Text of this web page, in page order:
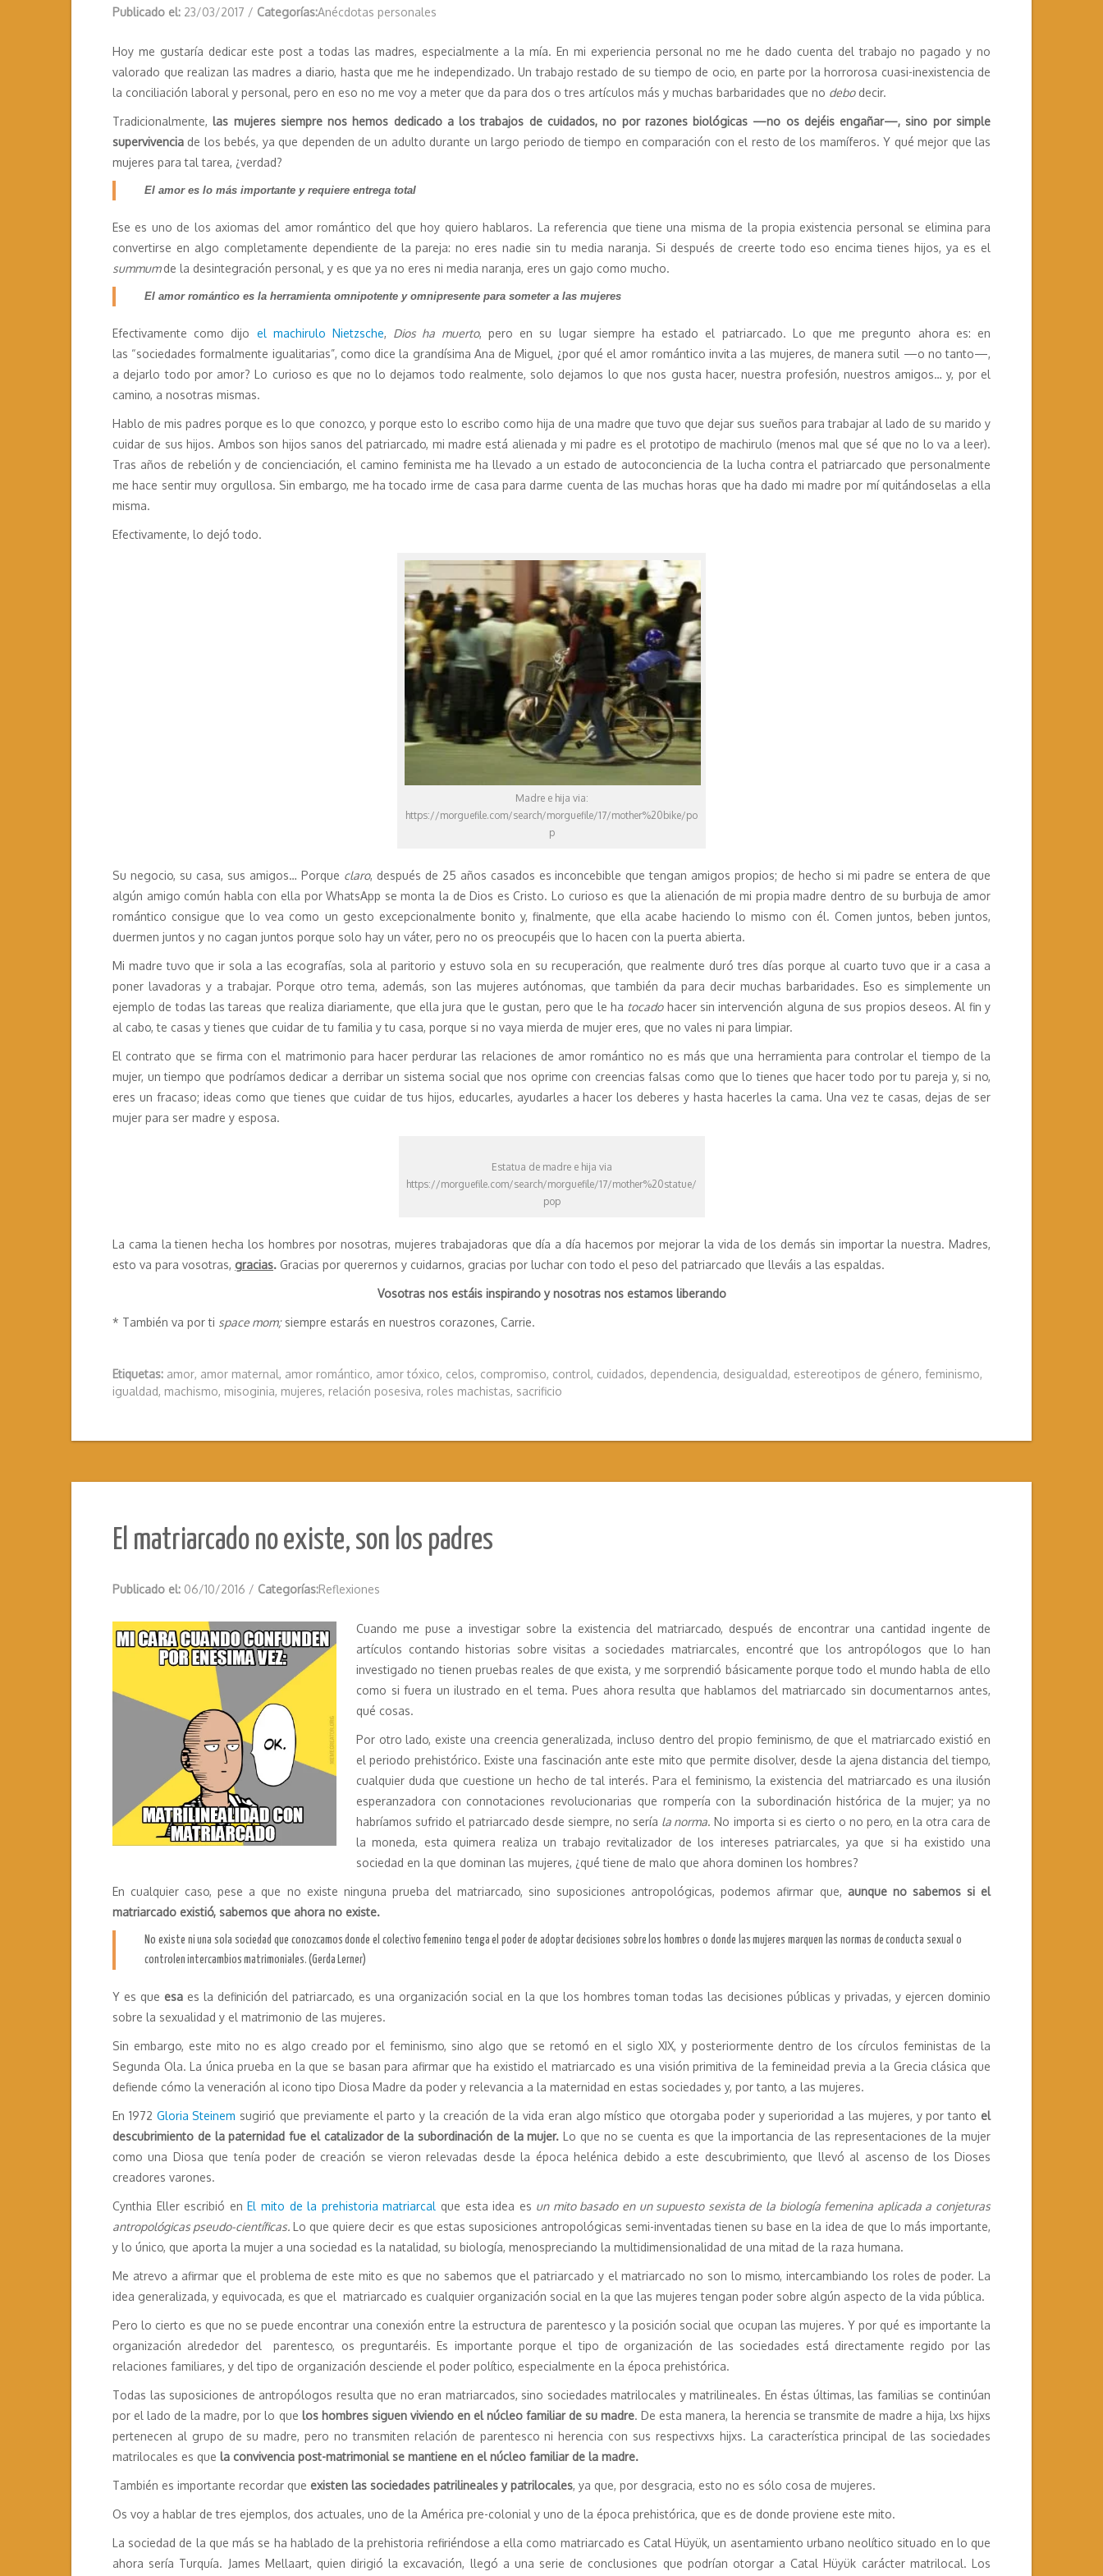
Publicado el: 23/03/2017 / Categorías:Anécdotas personales
Hoy me gustaría dedicar este post a todas las madres, especialmente a la mía. En mi experiencia personal no me he dado cuenta del trabajo no pagado y no
valorado que realizan las madres a diario, hasta que me he independizado. Un trabajo restado de su tiempo de ocio, en parte por la horrorosa cuasi-inexistencia de
la conciliación laboral y personal, pero en eso no me voy a meter que da para dos o tres artículos más y muchas barbaridades que no debodecir.
Tradicionalmente,las mujeres siempre nos hemos dedicado a los trabajos de cuidados, no por razones biológicas —no os dejéis engañar—, sino por simple
supervivencia de los bebés, ya que dependen de un adulto durante un largo periodo de tiempo en comparación con el resto de los mamíferos. Y qué mejor que las
mujeres para tal tarea, ¿verdad?
El amor es lo más importante y requiere entrega total
Ese es uno de los axiomas del amor romántico del que hoy quiero hablaros. La referencia que tiene una misma de la propia existencia personal se elimina para
convertirse en algo completamente dependiente de la pareja: no eres nadie sin tu media naranja. Si después de creerte todo eso encima tienes hijos, ya es el
summumde la desintegración personal, y es que ya no eres ni media naranja, eres un gajo como mucho.
El amor romántico es la herramienta omnipotente y omnipresente para someter a las mujeres
Efectivamente como dijo el machirulo Nietzsche, Dios ha muerto, pero en su lugar siempre ha estado el patriarcado. Lo que me pregunto ahora es: en
las “sociedades formalmente igualitarias”, como dice la grandísima Ana de Miguel, ¿por qué el amor romántico invita a las mujeres, de manera sutil —o no tanto—,
a dejarlo todo por amor? Lo curioso es que no lo dejamos todo realmente, solo dejamos lo que nos gusta hacer, nuestra profesión, nuestros amigos… y, por el
camino, a nosotras mismas.
Hablo de mis padres porque es lo que conozco, y porque esto lo escribo como hija de una madre que tuvo que dejar sus sueños para trabajar al lado de su marido y
cuidar de sus hijos. Ambos son hijos sanos del patriarcado, mi madre está alienada y mi padre es el prototipo de machirulo (menos mal que sé que no lo va a leer).
Tras años de rebelión y de concienciación, el camino feminista me ha llevado a un estado de autoconciencia de la lucha contra el patriarcado que personalmente
me hace sentir muy orgullosa. Sin embargo, me ha tocado irme de casa para darme cuenta de las muchas horas que ha dado mi madre por mí quitándoselas a ella
misma.
Efectivamente, lo dejó todo.
Madre e hija via:
https://morguefile.com/search/morguefile/17/mother%20bike/po
p
Su negocio, su casa, sus amigos… Porque claro, después de 25 años casados es inconcebible que tengan amigos propios; de hecho si mi padre se entera de que
algún amigo común habla con ella por WhatsApp se monta la de Dios es Cristo. Lo curioso es que la alienación de mi propia madre dentro de su burbuja de amor
romántico consigue que lo vea como un gesto excepcionalmente bonito y, finalmente, que ella acabe haciendo lo mismo con él. Comen juntos, beben juntos,
duermen juntos y no cagan juntos porque solo hay un váter, pero no os preocupéis que lo hacen con la puerta abierta.
Mi madre tuvo que ir sola a las ecografías, sola al paritorio y estuvo sola en su recuperación, que realmente duró tres días porque al cuarto tuvo que ir a casa a
poner lavadoras y a trabajar. Porque otro tema, además, son las mujeres autónomas, que también da para decir muchas barbaridades. Eso es simplemente un
ejemplo de todas las tareas que realiza diariamente, que ella jura que le gustan, pero que le ha tocadohacer sin intervención alguna de sus propios deseos. Al fin y
al cabo, te casas y tienes que cuidar de tu familia y tu casa, porque si no vaya mierda de mujer eres, que no vales ni para limpiar.
El contrato que se firma con el matrimonio para hacer perdurar las relaciones de amor romántico no es más que una herramienta para controlar el tiempo de la
mujer, un tiempo que podríamos dedicar a derribar un sistema social que nos oprime con creencias falsas como que lo tienes que hacer todo por tu pareja y, si no,
eres un fracaso; ideas como que tienes que cuidar de tus hijos, educarles, ayudarles a hacer los deberes y hasta hacerles la cama. Una vez te casas, dejas de ser
mujer para ser madre y esposa.
Estatua de madre e hija via
https://morguefile.com/search/morguefile/17/mother%20statue/
pop
La cama la tienen hecha los hombres por nosotras, mujeres trabajadoras que día a día hacemos por mejorar la vida de los demás sin importar la nuestra. Madres,
esto va para vosotras, gracias. Gracias por querernos y cuidarnos, gracias por luchar con todo el peso del patriarcado que lleváis a las espaldas.
Vosotras nos estáis inspirando y nosotras nos estamos liberando
* También va por ti space mom;siempre estarás en nuestros corazones, Carrie.
Etiquetas: amor, amor maternal, amor romántico, amor tóxico, celos, compromiso, control, cuidados, dependencia, desigualdad, estereotipos de género, feminismo,
igualdad, machismo, misoginia, mujeres, relación posesiva, roles machistas, sacrificio
El matriarcado no existe, son los padres
Publicado el: 06/10/2016 / Categorías:Reflexiones
Cuando me puse a investigar sobre la existencia del matriarcado, después de encontrar una cantidad ingente de
artículos contando historias sobre visitas a sociedades matriarcales, encontré que los antropólogos que lo han
investigado no tienen pruebas reales de que exista, y me sorprendió básicamente porque todo el mundo habla de ello
como si fuera un ilustrado en el tema. Pues ahora resulta que hablamos del matriarcado sin documentarnos antes,
qué cosas.
Por otro lado, existe una creencia generalizada, incluso dentro del propio feminismo, de que el matriarcado existió en
el periodo prehistórico. Existe una fascinación ante este mito que permite disolver, desde la ajena distancia del tiempo,
cualquier duda que cuestione un hecho de tal interés. Para el feminismo, la existencia del matriarcado es una ilusión
esperanzadora con connotaciones revolucionarias que rompería con la subordinación histórica de la mujer; ya no
habríamos sufrido el patriarcado desde siempre, no sería la norma. No importa si es cierto o no pero, en la otra cara de
la moneda, esta quimera realiza un trabajo revitalizador de los intereses patriarcales, ya que si ha existido una
sociedad en la que dominan las mujeres, ¿qué tiene de malo que ahora dominen los hombres?
En cualquier caso, pese a que no existe ninguna prueba del matriarcado, sino suposiciones antropológicas, podemos afirmar que, aunque no sabemos si el
matriarcado existió, sabemos que ahora no existe.
No existe ni una sola sociedad que conozcamos donde el colectivo femenino tenga el poder de adoptar decisiones sobre los hombres o donde las mujeres marquen las normas de conducta sexual o
controlen intercambios matrimoniales. (Gerda Lerner)
Y es que esa es la definición del patriarcado, es una organización social en la que los hombres toman todas las decisiones públicas y privadas, y ejercen dominio
sobre la sexualidad y el matrimonio de las mujeres.
Sin embargo, este mito no es algo creado por el feminismo, sino algo que se retomó en el siglo XIX, y posteriormente dentro de los círculos feministas de la
Segunda Ola. La única prueba en la que se basan para afirmar que ha existido el matriarcado es una visión primitiva de la femineidad previa a la Grecia clásica que
defiende cómo la veneración al icono tipo Diosa Madre da poder y relevancia a la maternidad en estas sociedades y, por tanto, a las mujeres.
En 1972 Gloria Steinem sugirió que previamente el parto y la creación de la vida eran algo místico que otorgaba poder y superioridad a las mujeres, y por tanto el
descubrimiento de la paternidad fue el catalizador de la subordinación de la mujer.Lo que no se cuenta es que la importancia de las representaciones de la mujer
como una Diosa que tenía poder de creación se vieron relevadas desde la época helénica debido a este descubrimiento, que llevó al ascenso de los Dioses
creadores varones.
Cynthia Eller escribió enEl mito de la prehistoria matriarcal que esta idea es un mito basado en un supuesto sexista de la biología femenina aplicada a conjeturas
antropológicas pseudo-científicas. Lo que quiere decir es que estas suposiciones antropológicas semi-inventadas tienen su base en la idea de que lo más importante,
y lo único, que aporta la mujer a una sociedad es la natalidad, su biología, menospreciando la multidimensionalidad de una mitad de la raza humana.
Me atrevo a afirmar que el problema de este mito es que no sabemos que el patriarcado y el matriarcado no son lo mismo, intercambiando los roles de poder. La
idea generalizada, y equivocada, es que el matriarcado es cualquier organización social en la que las mujeres tengan poder sobre algún aspecto de la vida pública.
Pero lo cierto es que no se puede encontrar una conexión entre la estructura de parentesco y la posición social que ocupan las mujeres. Y por qué es importante la
organización alrededor del parentesco, os preguntaréis. Es importante porque el tipo de organización de las sociedades está directamente regido por las
relaciones familiares, y del tipo de organización desciende el poder político, especialmente en la época prehistórica.
Todas las suposiciones de antropólogos resulta que no eran matriarcados, sino sociedades matrilocales y matrilineales. En éstas últimas, las familias se continúan
por el lado de la madre, por lo que los hombres siguen viviendo en el núcleo familiar de su madre. De esta manera, la herencia se transmite de madre a hija, lxs hijxs
pertenecen al grupo de su madre, pero no transmiten relación de parentesco ni herencia con sus respectivxs hijxs. La característica principal de las sociedades
matrilocales es que la convivencia post-matrimonial se mantiene en el núcleo familiar de la madre.
También es importante recordar que existen las sociedades patrilineales y patrilocales, ya que, por desgracia, esto no es sólo cosa de mujeres.
Os voy a hablar de tres ejemplos, dos actuales, uno de la América pre-colonial y uno de la época prehistórica, que es de donde proviene este mito.
La sociedad de la que más se ha hablado de la prehistoria refiriéndose a ella como matriarcado es Catal Hüyük, un asentamiento urbano neolítico situado en lo que
ahora sería Turquía. James Mellaart, quien dirigió la excavación, llegó a una serie de conclusiones que podrían otorgar a Catal Hüyük carácter matrilocal. Los